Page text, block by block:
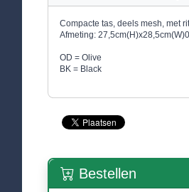
Compacte tas, deels mesh, met
Afmeting:
OD = Olive
BK = Black
Bestellen